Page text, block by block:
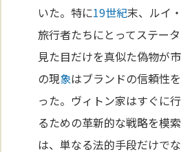
いた。特に19世紀末、ルイ
旅行者たちにとってステー
見た目だけを真似た偽物が
の現象はブランドの信頼性
った。ヴィトン家はすぐに
るための革新的な戦略を模
は、単なる法的手段だけで